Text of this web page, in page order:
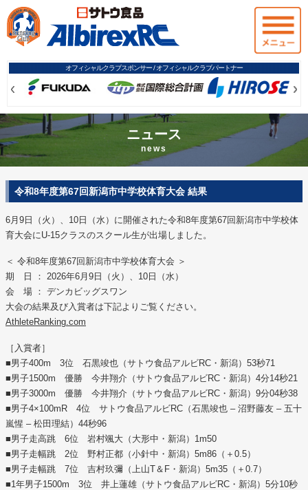
オフィシャルクラブスポンサー / オフィシャルクラブパートナー
Prev
Prev
ニュース
news
令和8年度第67回新潟市中学校体育大会 結果
6月9日（火）、10日（水）に開催された令和8年度第67回新潟市中学校体
育大会にU-15クラスのスクール生が出場しました。
＜ 令和8年度第67回新潟市中学校体育大会 ＞
期 日 ： 2026年6月9日（火）、10日（水）
会 場 ： デンカビッグスワン
大会の結果及び入賞者は下記よりご覧ください。
AthleteRanking.com
［入賞者］
■男子400m 3位 石黒竣也（サトウ食品アルビRC・新潟）53秒71
■男子1500m 優勝 今井翔介（サトウ食品アルビRC・新潟）4分14秒21
■男子3000m 優勝 今井翔介（サトウ食品アルビRC・新潟）9分04秒38
■男子4×100mR 4位 サトウ食品アルビRC（石黒竣也 – 沼野藤友 – 五十
嵐惺 – 松田理結）44秒96
■男子走高跳 6位 岩村颯大（大形中・新潟）1m50
■男子走幅跳 2位 野村正都（小針中・新潟）5m86（＋0.5）
■男子走幅跳 7位 吉村玖彌（上山T＆F・新潟）5m35（＋0.7）
■1年男子1500m 3位 井上蓮雄（サトウ食品アルビRC・新潟）5分10秒